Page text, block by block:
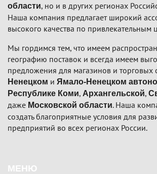
области, но и в других регионах
Наша компания предлагает широкий
высокого качества по привлекательным
Мы гордимся тем, что имеем
географию поставок и всегда имеем
предложения для магазинов и торговых
Ненецком и Ямало-Ненецком
Республике Коми, Архангельской,
даже Московской области. Наша
создать благоприятные условия для
предприятий во всех регионах России.
МЕНЮ